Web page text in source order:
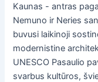
Kaunas - antras
Nemuno ir Neries
buvusi laikinoji
modernistine
UNESCO Pasaulio
svarbus kultūros,